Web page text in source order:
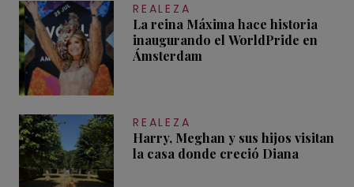
REALEZA
La reina Máxima hace historia
inaugurando el WorldPride en
Ámsterdam
REALEZA
Harry, Meghan y sus hijos visitan
la casa donde creció Diana